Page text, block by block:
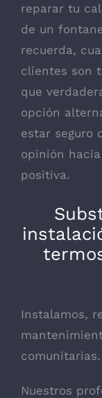
reparar tu
de un
recuerda,
clientes son
que
opción
estar seguro
opinión
positiva.
Instalamos,
comunitarias.
Nuestros